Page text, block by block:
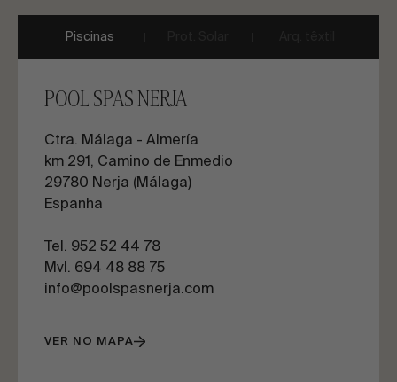
Piscinas
POOL SPAS NERJA
Ctra. Málaga - Almería
km 291, Camino de Enmedio
29780 Nerja (Málaga)
Espanha
Tel. 952 52 44 78
Mvl. 694 48 88 75
info@poolspasnerja.com
VER NO MAPA